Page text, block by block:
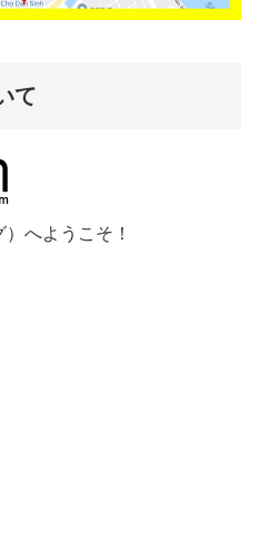
て
へようこそ！